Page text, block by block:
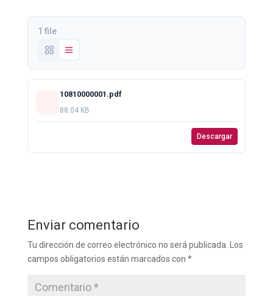
1 file
10810000001.pdf
88.04 KB
Descargar
Enviar comentario
Tu dirección de correo electrónico no será publicada.
Los
campos obligatorios están marcados con *